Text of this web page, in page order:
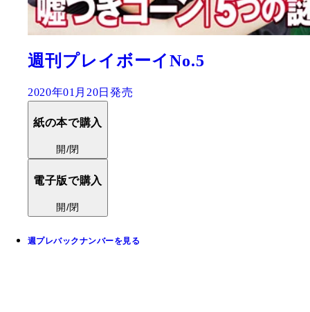
週刊プレイボーイNo.5
2020年01月20日発売
紙の本で購入
開/閉
電子版で購入
開/閉
週プレバックナンバーを見る